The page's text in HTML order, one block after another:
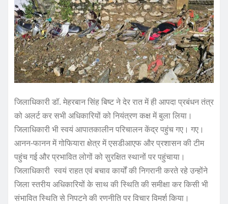
जिलाधिकारी डॉ. मेहरबान सिंह बिष्ट ने देर रात में ही आपदा प्रबंधन तंत्र
को अलर्ट कर सभी अधिकारियों को नियंत्रण कक्ष में बुला लिया।
जिलाधिकारी भी स्वयं आपातकालीन परिचालन केंद्र पहुंच गए। गए।
आनन-फानन में गोफियारा क्षेत्र में एसडीआएफ और प्रशासन की टीम
पहुंच गई और प्रभावित लोगों को सुरक्षित स्थानों पर पहुंचाया।
जिलाधिकारी स्वयं राहत एवं बचाव कार्यों की निगरानी करते रहे उन्होंने
जिला स्तरीय अधिकारियों के साथ की स्थिति की समीक्षा कर किसी भी
संभावित स्थिति से निपटने की रणनीति पर विचार विमर्श किया।